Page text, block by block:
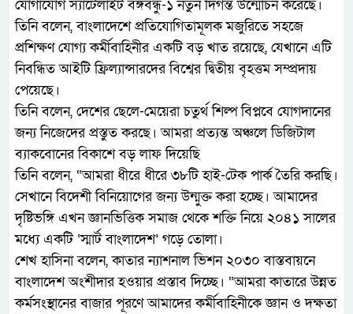
যোগাযোগ স্যাটেলাইট বঙ্গবন্ধু-১ নতুন দিগন্ত উন্মোচন করেছে।
তিনি বলেন, বাংলাদেশে প্রতিযোগিতামূলক মজুরিতে সহজে
প্রশিক্ষণ যোগ্য কর্মীবাহিনীর একটি বড় খাত রয়েছে, যেখানে এটি
নিবন্ধিত আইটি ফ্রিল্যান্সারদের বিশ্বের দ্বিতীয় বৃহত্তম সম্প্রদায়
পেয়েছে।
তিনি বলেন, দেশের ছেলে-মেয়েরা চতুর্থ শিল্প বিপ্লবে যোগদানের
জন্য নিজেদের প্রস্তুত করছে। আমরা প্রত্যন্ত অঞ্চলে ডিজিটাল
ব্যাকবোনের বিকাশে বড় লাফ দিয়েছি
তিনি বলেন, “আমরা ধীরে ধীরে ৩৮টি হাই-টেক পার্ক তৈরি করছি।
সেখানে বিদেশী বিনিয়োগের জন্য উন্মুক্ত করা হচ্ছে। আমাদের
দৃষ্টিভঙ্গি এখন জ্ঞানভিত্তিক সমাজ থেকে শক্তি নিয়ে ২০৪১ সালের
মধ্যে একটি ‘স্মার্ট বাংলাদেশ’ গড়ে তোলা।
শেখ হাসিনা বলেন, কাতার ন্যাশনাল ভিশন ২০৩০ বাস্তবায়নে
বাংলাদেশ অংশীদার হওয়ার প্রস্তাব দিচ্ছে। “আমরা কাতারে উন্নত
কর্মসংস্থানের বাজার পূরণে আমাদের কর্মীবাহিনীকে জ্ঞান ও দক্ষতা